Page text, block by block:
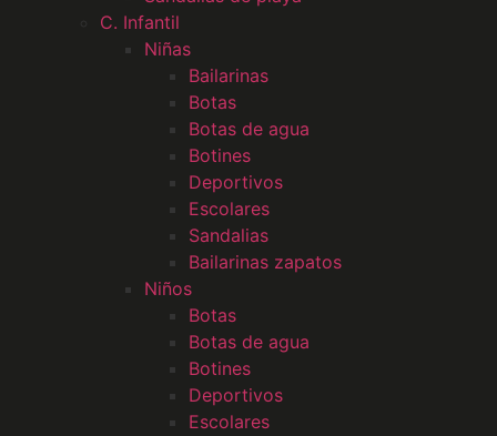
C. Infantil
Niñas
Bailarinas
Botas
Botas de agua
Botines
Deportivos
Escolares
Sandalias
Bailarinas zapatos
Niños
Botas
Botas de agua
Botines
Deportivos
Escolares